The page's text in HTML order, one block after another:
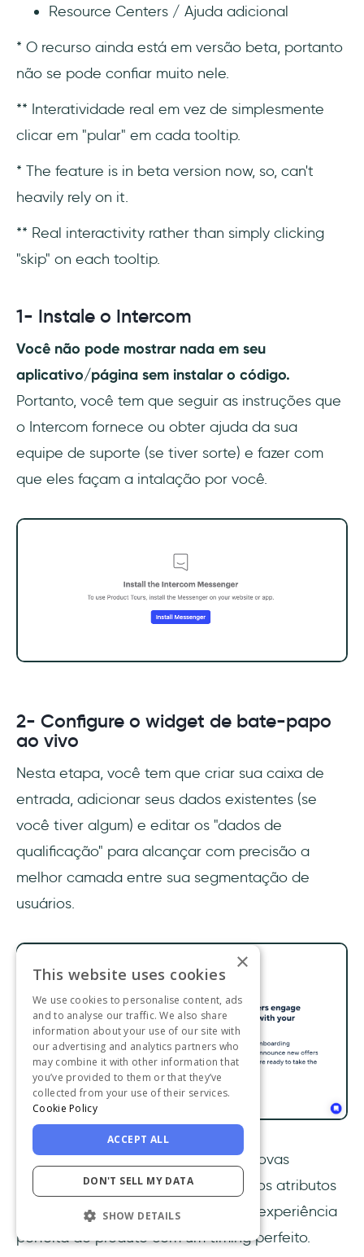
Resource Centers / Ajuda adicional
* O recurso ainda está em versão beta, portanto
não se pode confiar muito nele.
** Interatividade real em vez de simplesmente
clicar em "pular" em cada tooltip.
* The feature is in beta version now, so, can't
heavily rely on it.
** Real interactivity rather than simply clicking
"skip" on each tooltip.
1- Instale o Intercom
Você não pode mostrar nada em seu
aplicativo/página sem instalar o código.
Portanto, você tem que seguir as instruções que
o Intercom fornece ou obter ajuda da sua
equipe de suporte (se tiver sorte) e fazer com
que eles façam a intalação por você.
2- Configure o widget de bate-papo
ao vivo
Nesta etapa, você tem que criar sua caixa de
entrada, adicionar seus dados existentes (se
você tiver algum) e editar os "dados de
qualificação" para alcançar com precisão a
melhor camada entre sua segmentação de
usuários.
A partir do editor, você pode criar novas
mensagens e e-mails e atribuir certos atributos
para que seus clientes obtenham a experiência
perfeita do produto com um timing perfeito.
×
This website uses cookies
We use cookies to personalise content, ads
and to analyse our traffic. We also share
information about your use of our site with
our advertising and analytics partners who
may combine it with other information that
you’ve provided to them or that they’ve
collected from your use of their services.
Cookie Policy
ACCEPT ALL
DON'T SELL MY DATA
SHOW DETAILS